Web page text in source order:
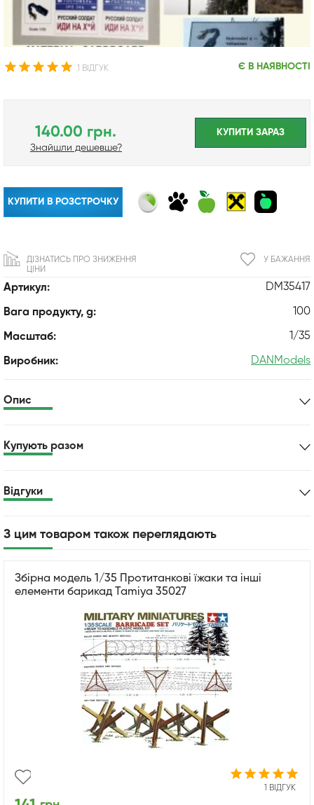
1 ВІДГУК Є В НАЯВНОСТІ
Артикул: DM35417
Вага продукту, g: 100
Масштаб: 1/35
Виробник: DANModels
140.00 грн.
Знайшли дешевше?
КУПИТИ ЗАРАЗ
КУПИТИ В РОЗСТРОЧКУ
У БАЖАННЯ
ДІЗНАТИСЬ ПРО ЗНИЖЕННЯ
ЦІНИ
Опис
Купують разом
Відгуки
З цим товаром також переглядають
Збірна модель 1/35 Протитанкові їжаки та інші
елементи барикад Tamiya 35027
1 ВІДГУК